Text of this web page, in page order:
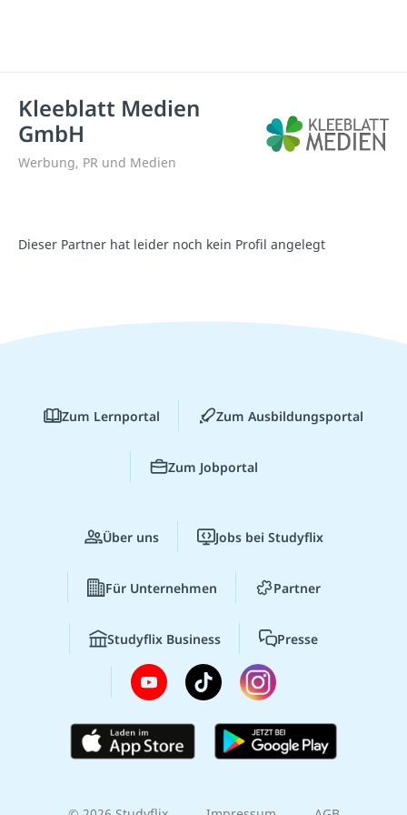
Kleeblatt Medien
GmbH
Werbung, PR und Medien
Dieser Partner hat leider noch kein Profil angelegt
Zum Lernportal Zum Ausbildungsportal
Zum Jobportal
Über uns Jobs bei Studyflix
Für Unternehmen Partner
Studyflix Business Presse